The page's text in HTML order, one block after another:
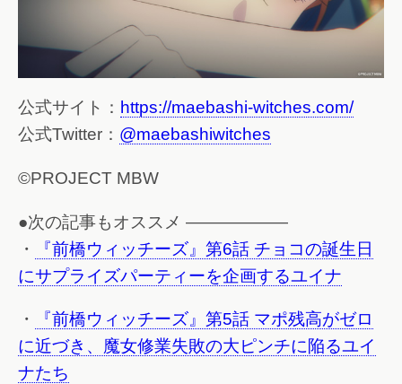
公式サイト： https://maebashi-witches.com/
公式Twitter： @maebashiwitches
©PROJECT MBW
●次の記事もオススメ ——————
・
『前橋ウィッチーズ』第6話 チョコの誕生日
にサプライズパーティーを企画するユイナ
・
『前橋ウィッチーズ』第5話 マポ残高がゼロ
に近づき、魔女修業失敗の大ピンチに陥るユイ
ナたち